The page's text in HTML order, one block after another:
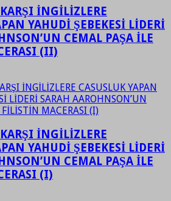
İNGİLİZLERE
YAHUDİ ŞEBEKESİ LİDERİ
CEMAL PAŞA İLE
(II)
İNGİLİZLERE
YAHUDİ ŞEBEKESİ LİDERİ
CEMAL PAŞA İLE
(I)